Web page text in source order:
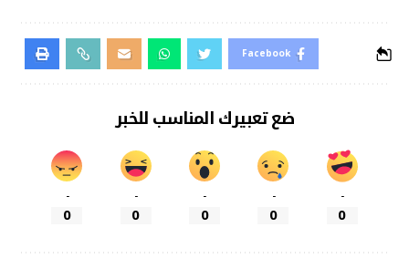
Facebook
ضع تعبيرك المناسب للخبر
-
0
-
0
-
0
-
0
-
0